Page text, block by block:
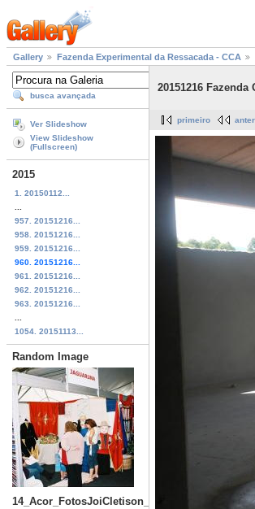
Gallery Fazenda Experimental da Ressacada - CCA
busca avançada
Ver Slideshow
View Slideshow
(Fullscreen)
2015
1. 20150112...
957. 20151216...
958. 20151216...
959. 20151216...
960. 20151216...
961. 20151216...
962. 20151216...
963. 20151216...
1054. 20151113...
Random Image
20151216
primeiro